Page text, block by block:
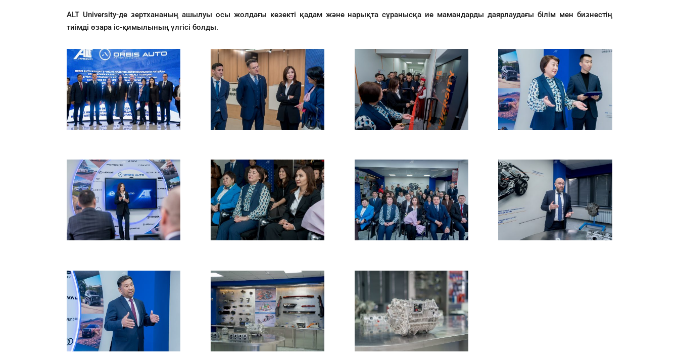
ALT University-де зертхананың ашылуы осы жолдағы кезекті қадам және нарықта сұранысқа ие мамандарды даярлаудағы білім мен бизнестің
тиімді өзара іс-қимылының үлгісі болды.